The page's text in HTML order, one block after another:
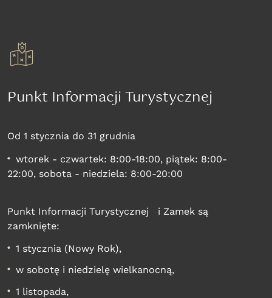
Punkt Informacji Turystycznej
Od 1 stycznia do 31 grudnia
wtorek - czwartek: 8:00-18:00, piątek: 8:00-
22:00, sobota - niedziela: 8:00-20:00
Punkt Informacji Turystycznej i Zamek są
zamknięte:
1 stycznia (Nowy Rok),
w sobotę i niedzielę wielkanocną,
1 listopada,